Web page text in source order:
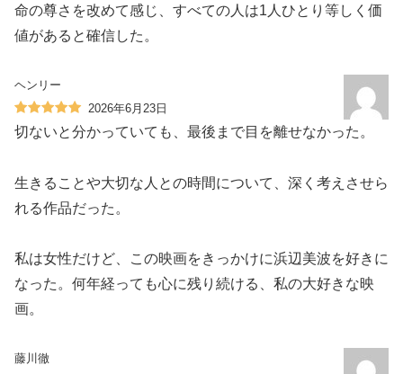
命の尊さを改めて感じ、すべての人は1人ひとり等しく価
値があると確信した。
ヘンリー
2026年6月23日
切ないと分かっていても、最後まで目を離せなかった。
生きることや大切な人との時間について、深く考えさせら
れる作品だった。
私は女性だけど、この映画をきっかけに浜辺美波を好きに
なった。何年経っても心に残り続ける、私の大好きな映
画。
藤川徹